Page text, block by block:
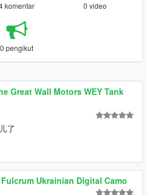
komentar 0 video
0 pengikut
Great Wall Motors WEY Tank
了
Ukrainian Digital Camo